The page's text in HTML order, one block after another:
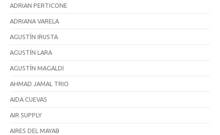
ADRIAN PERTICONE
ADRIANA VARELA
AGUSTÍN IRUSTA
AGUSTÍN LARA
AGUSTÍN MAGALDI
AHMAD JAMAL TRIO
AIDA CUEVAS
AIR SUPPLY
AIRES DEL MAYAB